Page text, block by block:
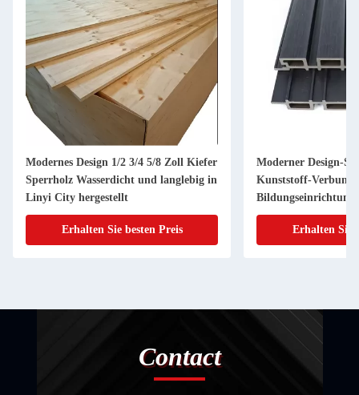
Modernes Design 1/2 3/4 5/8 Zoll Kiefer
Sperrholz Wasserdicht und langlebig in
Linyi City hergestellt
Erhalten Sie besten Preis
Moderner Design-
Kunststoff-
Erhalten Sie
Contact